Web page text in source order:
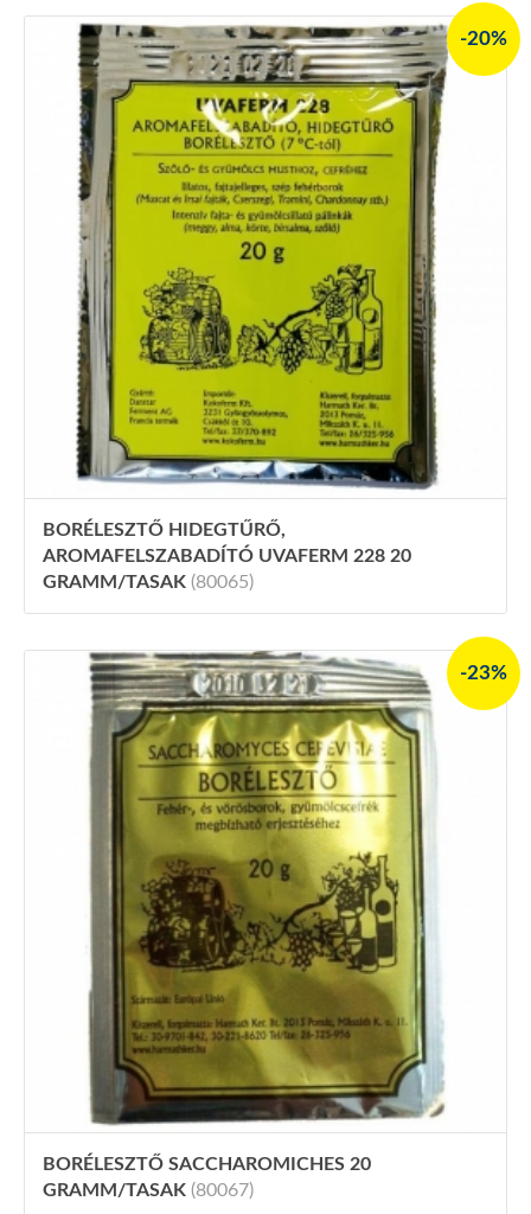
-20%
BORÉLESZTŐ HIDEGTŰRŐ,
AROMAFELSZABADÍTÓ UVAFERM 228 20
GRAMM/TASAK (80065)
-23%
BORÉLESZTŐ SACCHAROMICHES 20
GRAMM/TASAK (80067)